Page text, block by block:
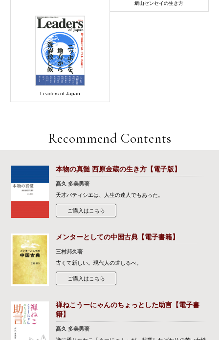
鯛山センセイの生き方
Leaders of Japan
Recommend Contents
本物の真髄 西原金蔵の生き方【電子版】
髙久 多美男著
天才パティシエは、人生の達人でもあった。
ご購入はこちら
メンターとしての中国古典【電子書籍】
三村邦久著
古くて新しい。現代人の道しるべ。
ご購入はこちら
禅ねこうーにゃんのちょっとした助言【電子書
籍】
髙久 多美男著